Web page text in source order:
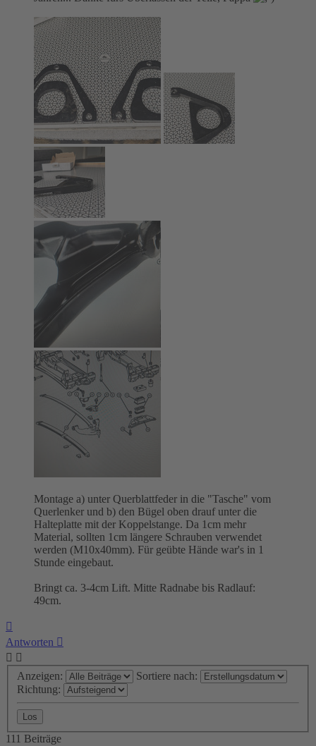
Montage a) unter Querblattfeder in die "Tasche" vom
Querlenker und b) den Bügel oben drauf unter die
Halteplatte mit der Koppelstange. Da 1cm mehr
Material, sollten 1cm längere Schrauben verwendet
werden (M10x40mm). Für geübte Hände war's in 1
Stunde eingebaut.
Bringt ca. 3-4cm Lift. Mitte Radnabe bis Radlauf:
49cm.
Antworten
Anzeigen:
Sortiere nach:
Richtung:
111 Beiträge